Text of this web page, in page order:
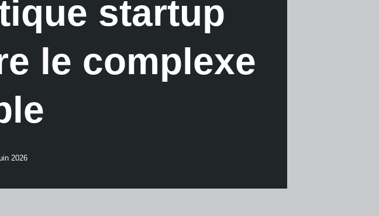
startup
le complexe
2026